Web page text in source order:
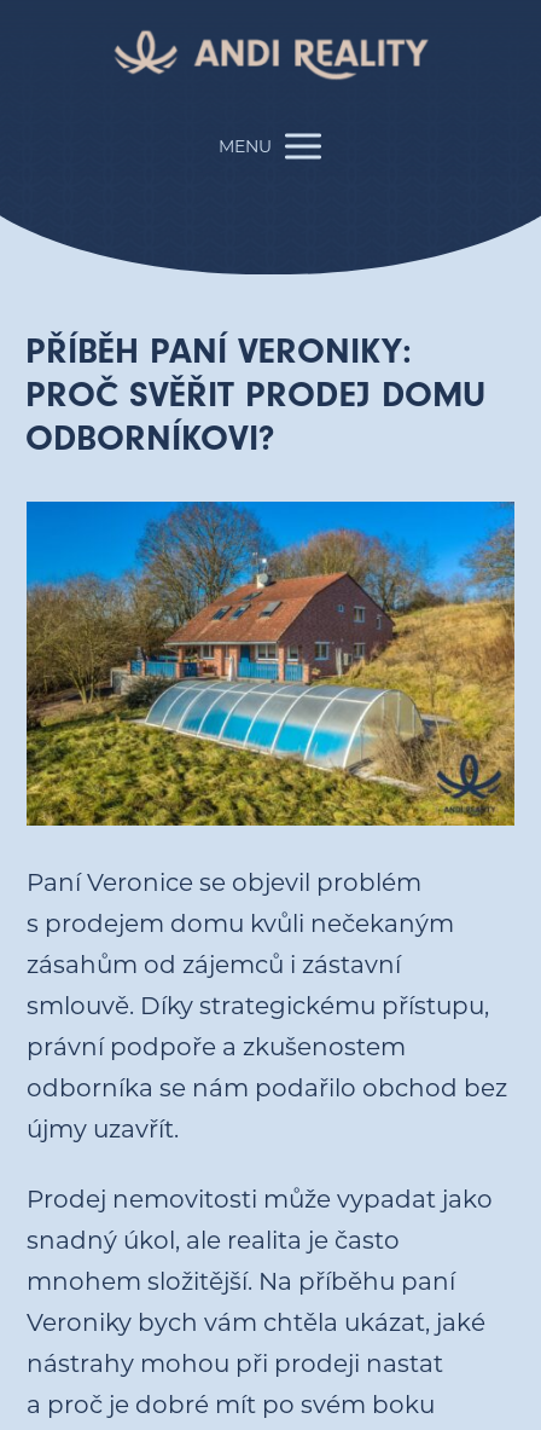
MENU
PŘÍBĚH PANÍ VERONIKY:
PROČ SVĚŘIT PRODEJ DOMU
ODBORNÍKOVI?
Paní Veronice se objevil problém
s prodejem domu kvůli nečekaným
zásahům od zájemců i zástavní
smlouvě. Díky strategickému přístupu,
právní podpoře a zkušenostem
odborníka se nám podařilo obchod bez
újmy uzavřít.
Prodej nemovitosti může vypadat jako
snadný úkol, ale realita je často
mnohem složitější. Na příběhu paní
Veroniky bych vám chtěla ukázat, jaké
nástrahy mohou při prodeji nastat
a proč je dobré mít po svém boku